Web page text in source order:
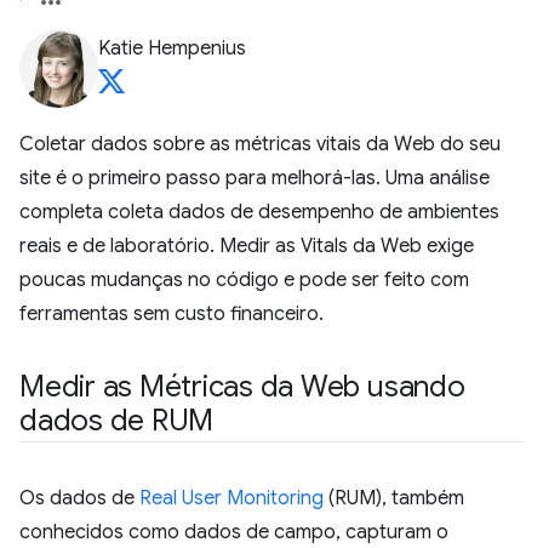
Katie Hempenius
Coletar dados sobre as métricas vitais da Web do seu
site é o primeiro passo para melhorá-las. Uma análise
completa coleta dados de desempenho de ambientes
reais e de laboratório. Medir as Vitals da Web exige
poucas mudanças no código e pode ser feito com
ferramentas sem custo financeiro.
Medir as Métricas da Web usando
dados de RUM
Os dados de Real User Monitoring (RUM), também
conhecidos como dados de campo, capturam o